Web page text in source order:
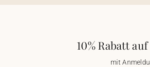
10% Rabatt
mit